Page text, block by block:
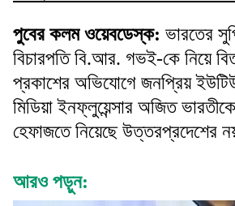
পুবের কলম ওয়েবডেস্ক: ভারতের
বিচারপতি বি.আর. গভই-কে নিয়ে
প্রকাশের অভিযোগে জনপ্রিয়
মিডিয়া ইনফ্লুয়েন্সার অজিত
হেফাজতে নিয়েছে উত্তরপ্রদেশের
আরও পড়ুন: